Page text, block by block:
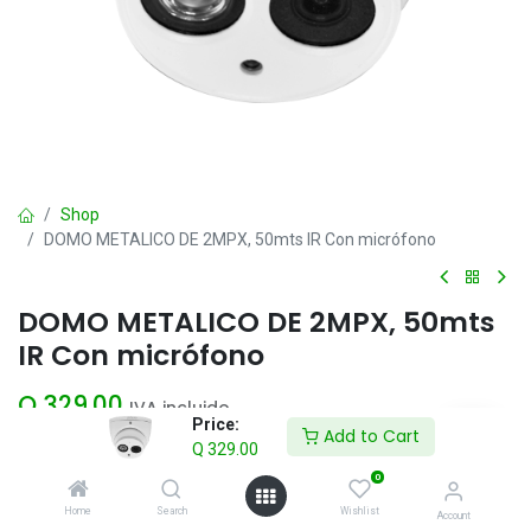
Price:
Q 329.00
Add to Cart
Home Search
0
Wishlist Account
Shop
DOMO METALICO DE 2MPX, 50mts IR Con micrófono
DOMO METALICO DE 2MPX, 50mts
IR Con micrófono
Q 329.00 IVA incluido
Add to Cart